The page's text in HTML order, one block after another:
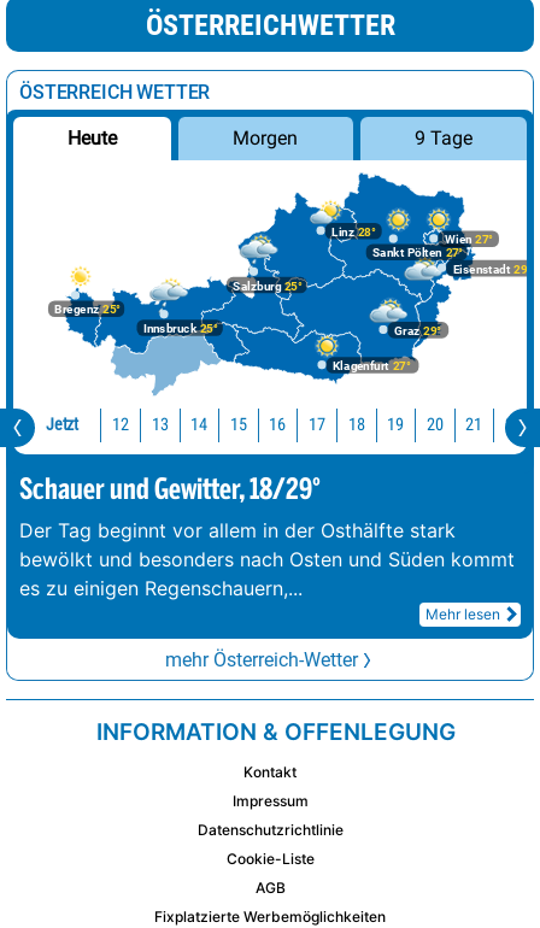
ÖSTERREICHWETTER
ÖSTERREICH WETTER
Heute Morgen 9 Tage
Bregenz25°
Graz29°
Innsbruck25°
Klagenfurt 27°
Linz28°
Salzburg25°
Wien 27°
Eisenstadt 29°
Sankt Pölten 27°
Jetzt 12 13 14 15 16 17 18 19 20 21 22
Schauer und Gewitter, 18/29°
Der Tag beginnt vor allem in der Osthälfte stark
bewölkt und besonders nach Osten und Süden kommt
es zu einigen Regenschauern,...
Mehr lesen
mehr Österreich-Wetter
INFORMATION & OFFENLEGUNG
Kontakt
Impressum
Datenschutzrichtlinie
Cookie-Liste
AGB
Fixplatzierte Werbemöglichkeiten